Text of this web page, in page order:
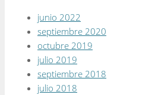
junio 2022
septiembre 2020
octubre 2019
julio 2019
septiembre 2018
julio 2018